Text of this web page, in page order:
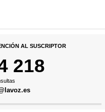
AL SUSCRIPTOR
218